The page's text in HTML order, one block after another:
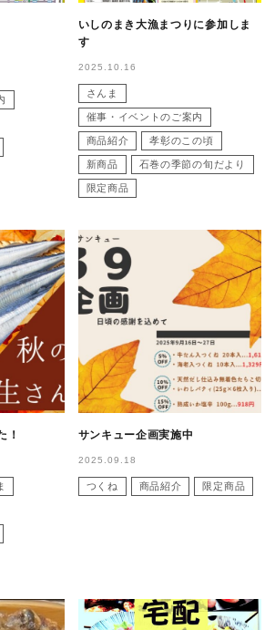
いしのまき大漁まつりに参加しま
す
2025.10.16
さんま
催事・イベントのご案内
商品紹介 孝彰のこの頃
新商品 石巻の季節の旬だより
限定商品
！ サンキュー企画実施中
2025.09.18
つくね 商品紹介 限定商品